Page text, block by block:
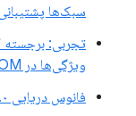
سبک‌ها
تجربی: برجسته
ویژگی‌ها در DOM
فانوس دریایی ۱۲.۵.۰